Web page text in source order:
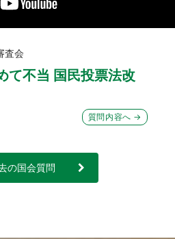
査会
て不当 国民投票法改
質問内容へ →
の国会質問